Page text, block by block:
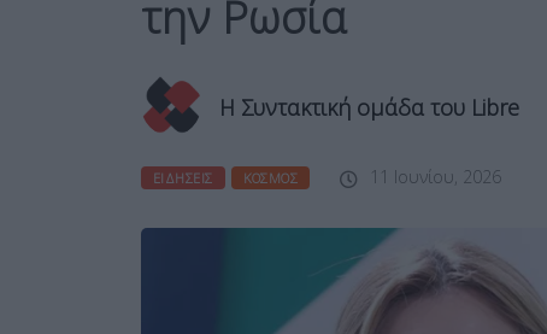
την Ρωσία
Η Συντακτική ομάδα του Libre
ΕΙΔΉΣΕΙΣ ΚΌΣΜΟΣ 11 Ιουνίου, 2026